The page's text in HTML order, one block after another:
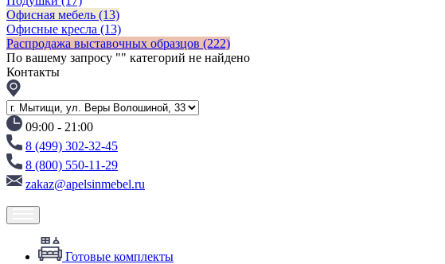
Офисная мебель (13)
Офисные кресла (13)
Распродажа выставочных образцов (222)
По вашему запросу "" категорий не найдено
Контакты
09:00 - 21:00
8 (499) 302-32-45
8 (800) 550-11-29
zakaz@apelsinmebel.ru
Готовые комплекты